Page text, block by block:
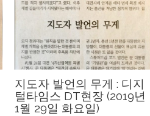
지도자 발언의 무게 : 디지
털타임스 DT현장 (2019년
1월 29일 화요일)